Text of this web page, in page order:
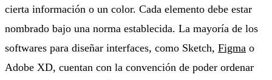
cierta información o un color. Cada elemento debe estar
nombrado bajo una norma establecida. La mayoría de los
softwares para diseñar interfaces, como Sketch, Figma o
Adobe XD, cuentan con la convención de poder ordenar